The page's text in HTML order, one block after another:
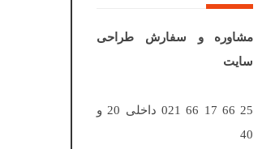
مشاوره و سفارش طراحی
سایت
25 66 17 66 021 داخلی 20 و
40